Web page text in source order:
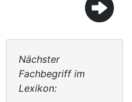
Nächster
Fachbegriff im
Lexikon: